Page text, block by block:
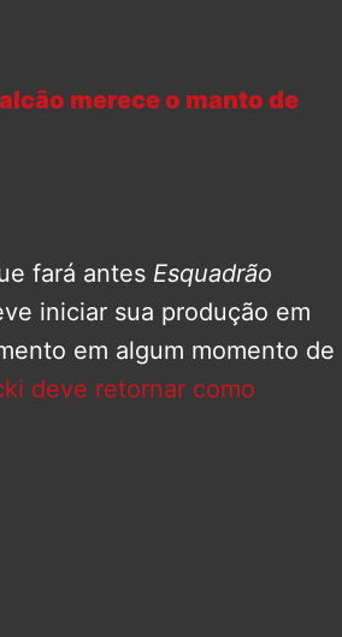
merece o manto de
fará antes Esquadrão
iniciar sua produção em
em algum momento de
deve retornar como